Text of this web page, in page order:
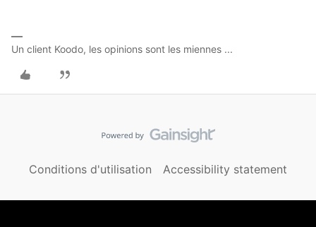
Un client Koodo, les opinions sont les miennes ...
Conditions d'utilisation Accessibility statement